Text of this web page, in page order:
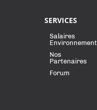
SERVICES
Salaires
Environnement
Nos
Partenaires
Forum